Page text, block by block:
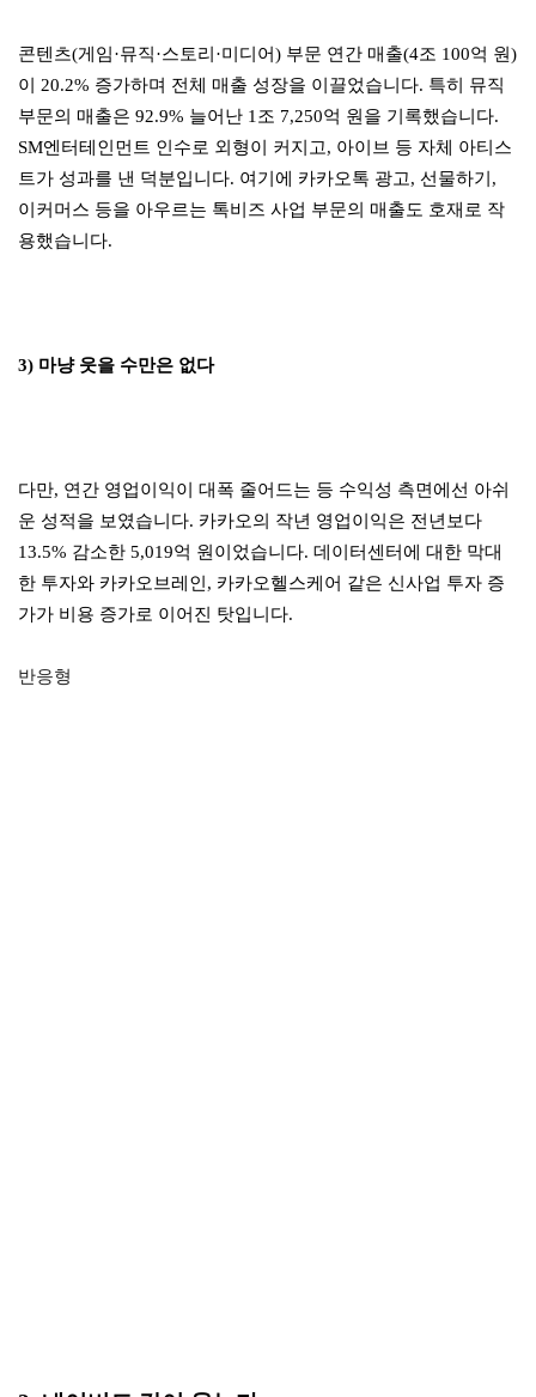
콘텐츠(게임·뮤직·스토리·미디어) 부문 연간 매출(4조 100억 원)
이 20.2% 증가하며 전체 매출 성장을 이끌었습니다. 특히 뮤직
부문의 매출은 92.9% 늘어난 1조 7,250억 원을 기록했습니다.
SM엔터테인먼트 인수로 외형이 커지고, 아이브 등 자체 아티스
트가 성과를 낸 덕분입니다. 여기에 카카오톡 광고, 선물하기,
이커머스 등을 아우르는 톡비즈 사업 부문의 매출도 호재로 작
용했습니다.
3) 마냥 웃을 수만은 없다
다만, 연간 영업이익이 대폭 줄어드는 등 수익성 측면에선 아쉬
운 성적을 보였습니다. 카카오의 작년 영업이익은 전년보다
13.5% 감소한 5,019억 원이었습니다. 데이터센터에 대한 막대
한 투자와 카카오브레인, 카카오헬스케어 같은 신사업 투자 증
가가 비용 증가로 이어진 탓입니다.
반응형